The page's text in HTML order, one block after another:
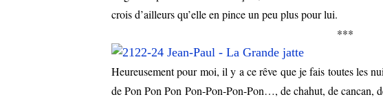
crois d’ailleurs qu’elle en pince un peu plus pour lui.
***
Heureusement pour moi, il y a ce rêve que je fais toutes les
de Pon Pon Pon Pon-Pon-Pon-Pon…, de chahut, de cancan,